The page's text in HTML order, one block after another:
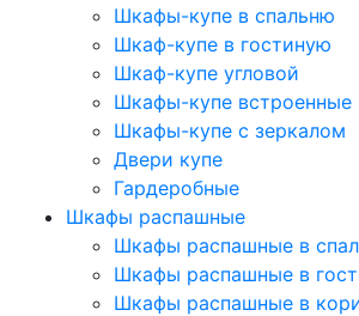
Шкафы-купе в спальню
Шкаф-купе в гостиную
Шкаф-купе угловой
Шкафы-купе встроенные
Шкафы-купе с зеркалом
Двери купе
Гардеробные
Шкафы распашные
Шкафы распашные в
Шкафы распашные в
Шкафы распашные в